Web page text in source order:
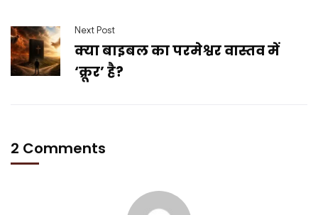
Next Post
क्या बाइबल का परमेश्वर वास्तव में
‘क्रूर’ है?
2 Comments